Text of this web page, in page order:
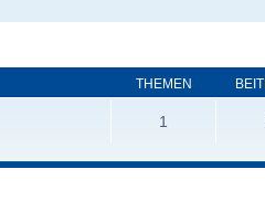
THEMEN
1